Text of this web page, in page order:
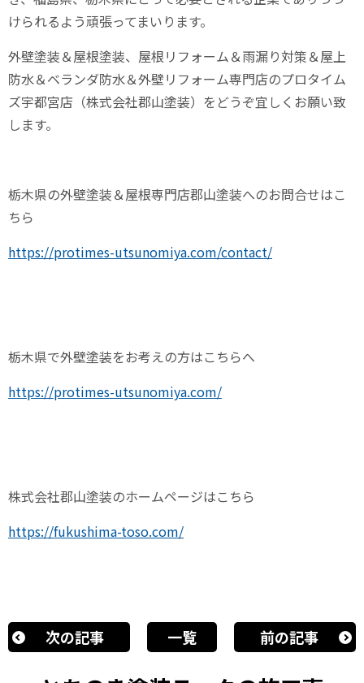
けられるよう頑張ってまいります。
外壁塗装＆屋根塗装、屋根リフォーム＆雨漏り対策＆屋上
防水＆ベランダ防水＆外壁リフォーム専門店のプロタイム
ズ宇都宮店（株式会社郡山塗装）をどうぞ宜しくお願い致
します。
栃木県の外壁塗装＆屋根専門店郡山塗装へのお問合せはこ
ちら
https://protimes-utsunomiya.com/contact/
栃木県で外壁塗装をお考えの方はこちらへ
https://protimes-utsunomiya.com/
株式会社郡山塗装のホームページはこちら
https://fukushima-toso.com/
次の記事 一覧 前の記事